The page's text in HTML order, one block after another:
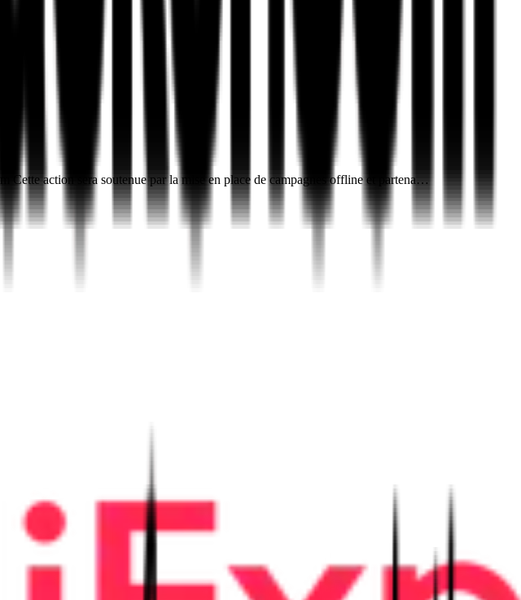
Cette action sera soutenue par la mise en place de campagnes offline et partena…